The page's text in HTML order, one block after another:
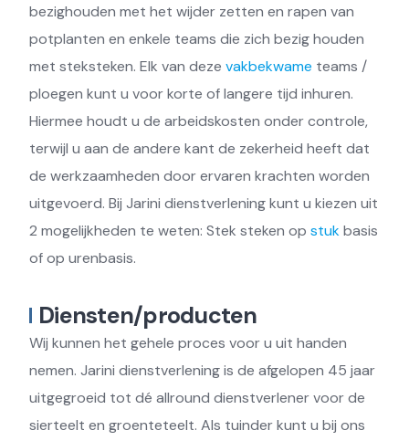
bezighouden met het wijder zetten en rapen van
potplanten en enkele teams die zich bezig houden
met steksteken. Elk van deze vakbekwame teams /
ploegen kunt u voor korte of langere tijd inhuren.
Hiermee houdt u de arbeidskosten onder controle,
terwijl u aan de andere kant de zekerheid heeft dat
de werkzaamheden door ervaren krachten worden
uitgevoerd. Bij Jarini dienstverlening kunt u kiezen uit
2 mogelijkheden te weten: Stek steken op stukbasis
of op urenbasis.
Diensten/producten
Wij kunnen het gehele proces voor u uit handen
nemen. Jarini dienstverlening is de afgelopen 45 jaar
uitgegroeid tot dé allround dienstverlener voor de
sierteelt en groenteteelt. Als tuinder kunt u bij ons